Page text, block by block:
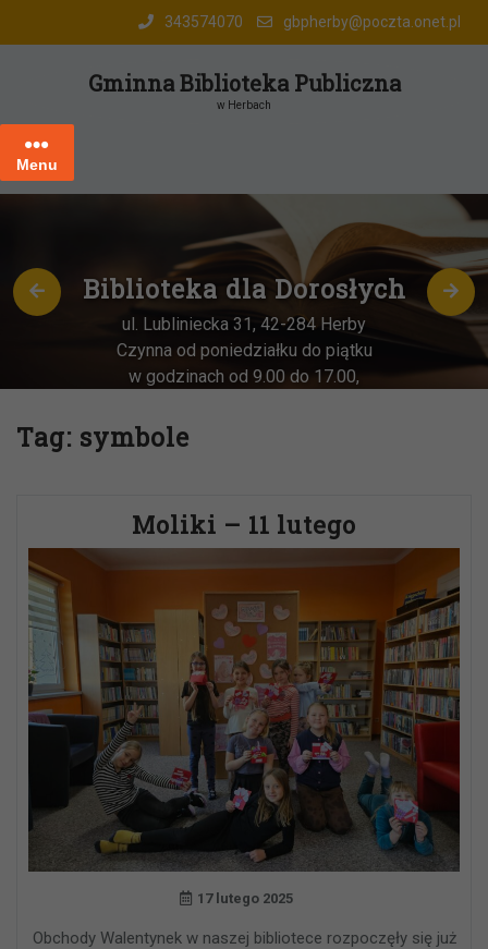
343574070 gbpherby@poczta.onet.pl
Gminna Biblioteka Publiczna
w Herbach
Menu
Biblioteka dla Dorosłych
ul. Lubliniecka 31, 42-284 Herby
Czynna od poniedziałku do piątku
w godzinach od 9.00 do 17.00,
w godz. 9:00-13:00
Tag: symbole
Moliki – 11 lutego
17 lutego 2025
Obchody Walentynek w naszej bibliotece rozpoczęły się już